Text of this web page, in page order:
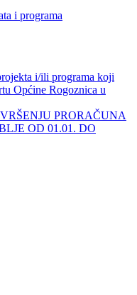
i programa
i/ili programa koji
Općine Rogoznica u
PRORAČUNA
OD 01.01. DO